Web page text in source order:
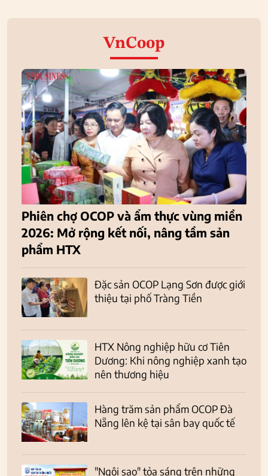
VnCoop
Phiên chợ OCOP và ẩm thực vùng miền
2026: Mở rộng kết nối, nâng tầm sản
phẩm HTX
Đặc sản OCOP Lạng Sơn được giới
thiệu tại phố Tràng Tiền
HTX Nông nghiệp hữu cơ Tiên
Dương: Khi nông nghiệp xanh tạo
nên thương hiệu
Hàng trăm sản phẩm OCOP Đà
Nẵng lên kệ tại sân bay quốc tế
"Ngôi sao" tỏa sáng trên những